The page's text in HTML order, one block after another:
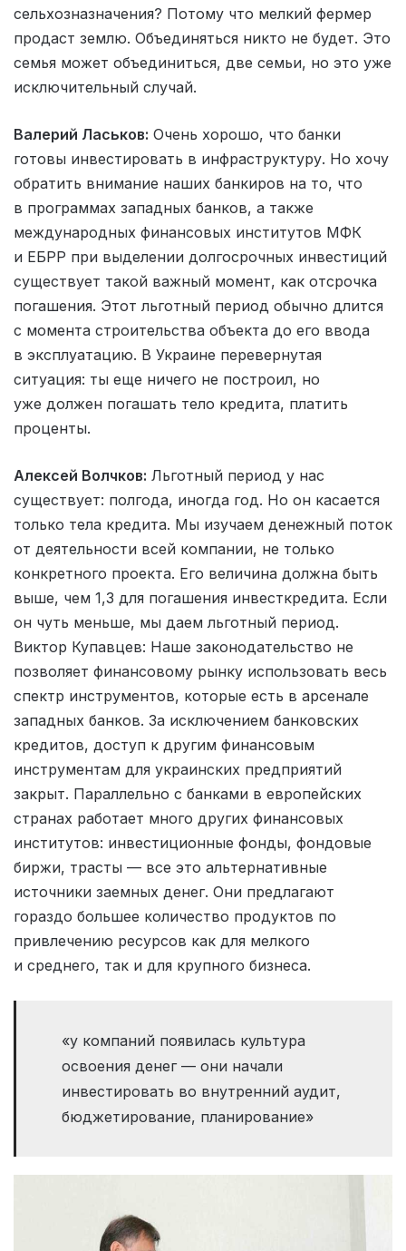
сельхозназначения? Потому что мелкий фермер
продаст землю. Объединяться никто не будет. Это
семья может объединиться, две семьи, но это уже
исключительный случай.
Валерий Ласьков: Очень хорошо, что банки
готовы инвестировать в инфраструктуру. Но хочу
обратить внимание наших банкиров на то, что
в программах западных банков, а также
международных финансовых институтов МФК
и ЕБРР при выделении долгосрочных инвестиций
существует такой важный момент, как отсрочка
погашения. Этот льготный период обычно длится
с момента строительства объекта до его ввода
в эксплуатацию. В Украине перевернутая
ситуация: ты еще ничего не построил, но
уже должен погашать тело кредита, платить
проценты.
Алексей Волчков: Льготный период у нас
существует: полгода, иногда год. Но он касается
только тела кредита. Мы изучаем денежный поток
от деятельности всей компании, не только
конкретного проекта. Его величина должна быть
выше, чем 1,3 для погашения инвесткредита. Если
он чуть меньше, мы даем льготный период.
Виктор Купавцев: Наше законодательство не
позволяет финансовому рынку использовать весь
спектр инструментов, которые есть в арсенале
западных банков. За исключением банковских
кредитов, доступ к другим финансовым
инструментам для украинских предприятий
закрыт. Параллельно с банками в европейских
странах работает много других финансовых
институтов: инвестиционные фонды, фондовые
биржи, трасты — все это альтернативные
источники заемных денег. Они предлагают
гораздо большее количество продуктов по
привлечению ресурсов как для мелкого
и среднего, так и для крупного бизнеса.
«у компаний появилась культура
освоения денег — они начали
инвестировать во внутренний аудит,
бюджетирование, планирование»